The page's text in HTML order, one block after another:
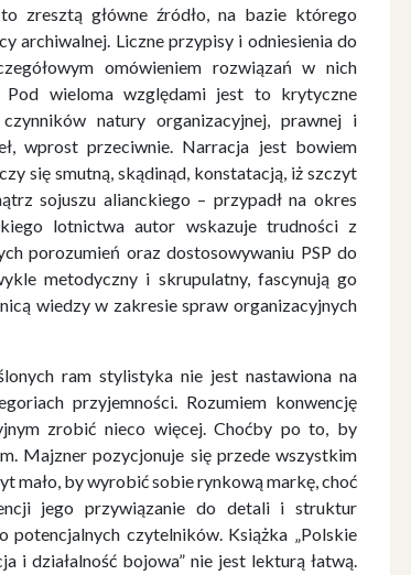
zresztą główne źródło, na bazie którego
archiwalnej. Liczne przypisy i odniesienia do
omówieniem rozwiązań w nich
wieloma względami jest to krytyczne
natury organizacyjnej, prawnej i
wprost przeciwnie. Narracja jest bowiem
się smutną, skądinąd, konstatacją, iż szczyt
sojuszu alianckiego – przypadł na okres
lotnictwa autor wskazuje trudności z
porozumień oraz dostosowywaniu PSP do
metodyczny i skrupulatny, fascynują go
wiedzy w zakresie spraw organizacyjnych
ram stylistyka nie jest nastawiona na
przyjemności. Rozumiem konwencję
zrobić nieco więcej. Choćby po to, by
Majzner pozycjonuje się przede wszystkim
mało, by wyrobić sobie rynkową markę, choć
jego przywiązanie do detali i struktur
czytelników. Książka „Polskie
i działalność bojowa” nie jest lekturą łatwą.